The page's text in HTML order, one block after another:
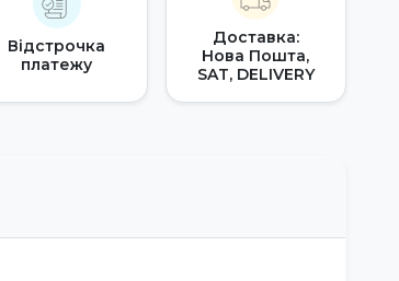
Відстрочка
платежу
Доставка:
Нова Пошта,
SAT, DELIVERY